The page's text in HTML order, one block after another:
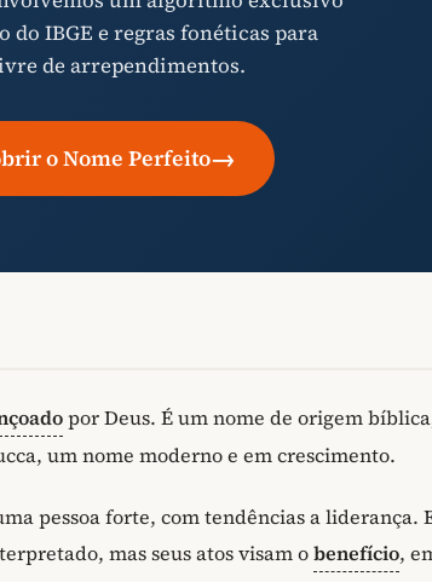
IBGE e regras fonéticas para
de arrependimentos.
o Nome Perfeito→
por Deus. É um nome de origem
um nome moderno e em crescimento.
pessoa forte, com tendências a liderança.
mas seus atos visam obenefício,